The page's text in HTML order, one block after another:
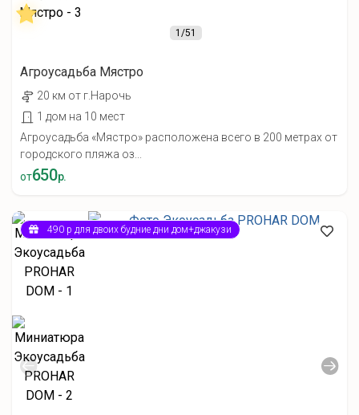
1/51
Агроусадьба Мястро
20 км от г.Нарочь
1 дом на 10 мест
Агроусадьба «Мястро» расположена всего в 200 метрах от
городского пляжа оз...
от650р.
490 р для двоих будние дни дом+джакузи